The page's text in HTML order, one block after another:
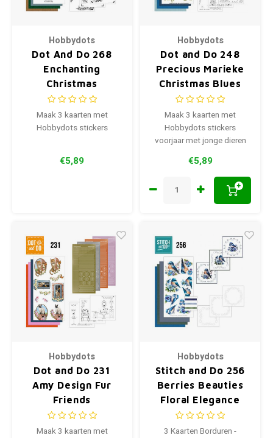
Hobbydots
Dot And Do 268
Enchanting
Christmas
Maak 3 kaarten met
Hobbydots stickers
€5,89
Hobbydots
Dot and Do 248
Precious Marieke
Christmas Blues
Maak 3 kaarten met
Hobbydots stickers
voorjaar met jonge dieren
€5,89
+
Hobbydots
Dot and Do 231
Amy Design Fur
Friends
Maak 3 kaarten met
Hobbydots
Stitch and Do 256
Berries Beauties
Floral Elegance
3 Kaarten Borduren -